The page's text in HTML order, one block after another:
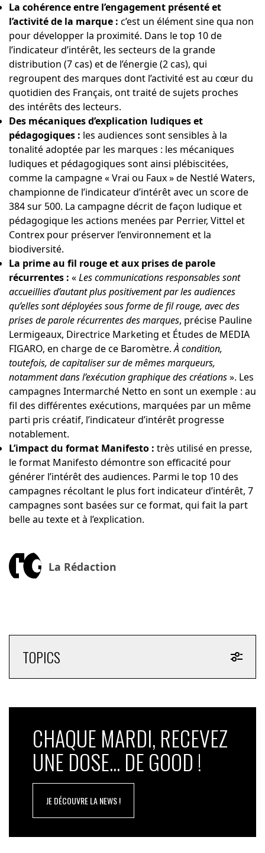
La cohérence entre l’engagement présenté et
l’activité de la marque : c’est un élément sine qua non
pour développer la proximité. Dans le top 10 de
l’indicateur d’intérêt, les secteurs de la grande
distribution (7 cas) et de l’énergie (2 cas), qui
regroupent des marques dont l’activité est au cœur du
quotidien des Français, ont traité de sujets proches
des intérêts des lecteurs.
Des mécaniques d’explication ludiques et
pédagogiques : les audiences sont sensibles à la
tonalité adoptée par les marques : les mécaniques
ludiques et pédagogiques sont ainsi plébiscitées,
comme la campagne « Vrai ou Faux » de Nestlé Waters,
championne de l’indicateur d’intérêt avec un score de
384 sur 500. La campagne décrit de façon ludique et
pédagogique les actions menées par Perrier, Vittel et
Contrex pour préserver l’environnement et la
biodiversité.
La prime au fil rouge et aux prises de parole
récurrentes : «Les communications responsables sont
accueillies d’autant plus positivement par les audiences
qu’elles sont déployées sous forme de fil rouge, avec des
prises de parole récurrentes des marques, précise Pauline
Lermigeaux, Directrice Marketing et Études de MEDIA
FIGARO, en charge de ce Baromètre.À condition,
toutefois, de capitaliser sur de mêmes marqueurs,
notamment dans l’exécution graphique des créations». Les
campagnes Intermarché Netto en sont un exemple : au
fil des différentes exécutions, marquées par un même
parti pris créatif, l’indicateur d’intérêt progresse
notablement.
L’impact du format Manifesto : très utilisé en presse,
le format Manifesto démontre son efficacité pour
générer l’intérêt des audiences. Parmi le top 10 des
campagnes récoltant le plus fort indicateur d’intérêt, 7
campagnes sont basées sur ce format, qui fait la part
belle au texte et à l’explication.
La Rédaction
TOPICS
CHAQUE MARDI, RECEVEZ
UNE DOSE... DE GOOD !
JE DÉCOUVRE LA NEWS !